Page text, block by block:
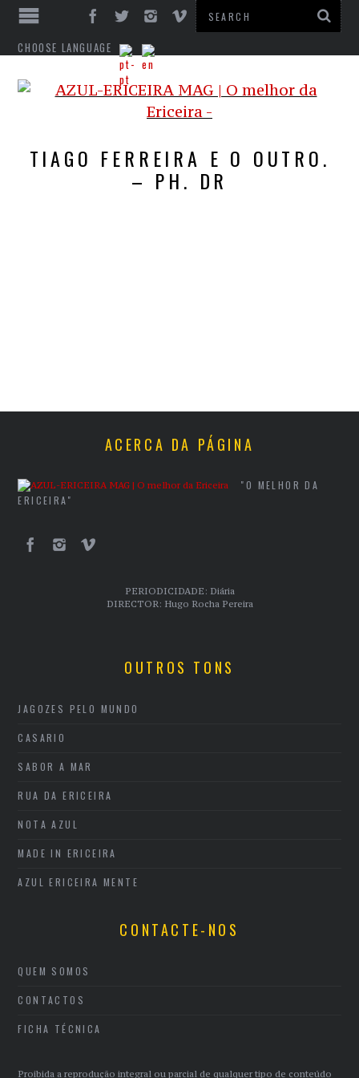
CHOOSE LANGUAGE
TIAGO FERREIRA E O OUTRO.
– PH. DR
ACERCA DA PÁGINA
"O MELHOR DA
ERICEIRA"
PERIODICIDADE: Diária
DIRECTOR: Hugo Rocha Pereira
OUTROS TONS
JAGOZES PELO MUNDO
CASARIO
SABOR A MAR
RUA DA ERICEIRA
NOTA AZUL
MADE IN ERICEIRA
AZUL ERICEIRA MENTE
CONTACTE-NOS
QUEM SOMOS
CONTACTOS
FICHA TÉCNICA
Proibida a reprodução integral ou parcial de qualquer tipo de conteúdo